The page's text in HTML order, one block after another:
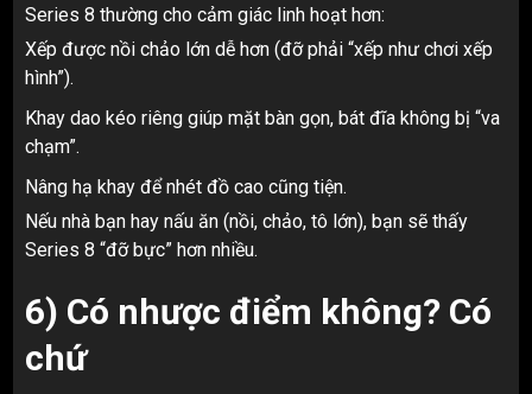
Series 8 thường cho cảm giác linh hoạt hơn:
Xếp được nồi chảo lớn dễ hơn (đỡ phải “xếp như chơi xếp
hình”).
Khay dao kéo riêng giúp mặt bàn gọn, bát đĩa không bị “va
chạm”.
Nâng hạ khay để nhét đồ cao cũng tiện.
Nếu nhà bạn hay nấu ăn (nồi, chảo, tô lớn), bạn sẽ thấy
Series 8 “đỡ bực” hơn nhiều.
6) Có nhược điểm không? Có
chứ